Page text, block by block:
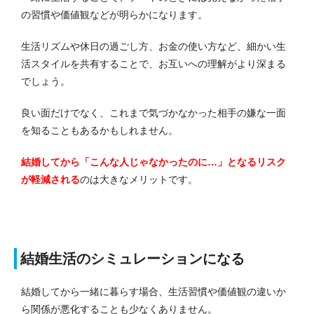
の習慣や価値観などが明らかになります。
生活リズムや休日の過ごし方、お金の使い方など、細かい生
活スタイルを共有することで、お互いへの理解がより深まる
でしょう。
良い面だけでなく、これまで気づかなかった相手の嫌な一面
を知ることもあるかもしれません。
結婚してから「こんな人じゃなかったのに…」となるリスク
が軽減されるのは大きなメリットです。
結婚生活のシミュレーションになる
結婚してから一緒に暮らす場合、生活習慣や価値観の違いか
ら関係が悪化することも少なくありません。